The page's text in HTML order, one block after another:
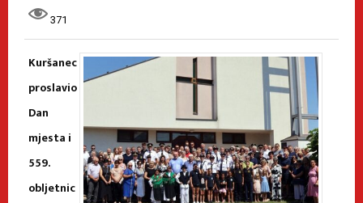
371
Kuršanec
proslavio
Dan
mjesta i
559.
obljetnic